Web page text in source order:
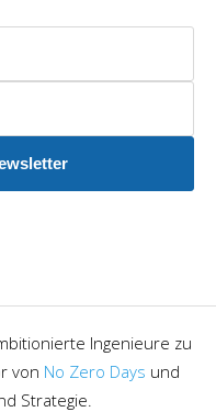
Ingenieure zu
von No Zero Days und
Strategie.